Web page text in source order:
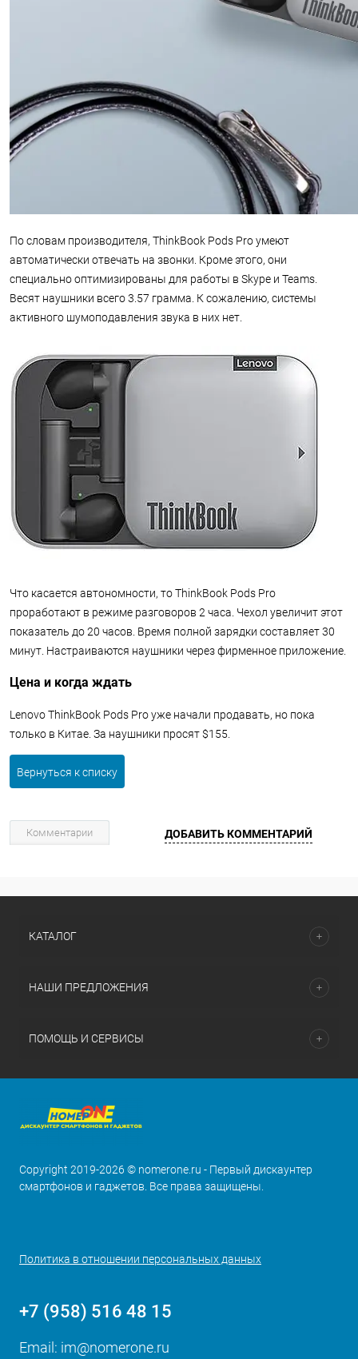
По словам производителя, ThinkBook Pods Pro умеют
автоматически отвечать на звонки. Кроме этого, они
специально оптимизированы для работы в Skype и Teams.
Весят наушники всего 3.57 грамма. К сожалению, системы
активного шумоподавления звука в них нет.
Что касается автономности, то ThinkBook Pods Pro
проработают в режиме разговоров 2 часа. Чехол увеличит этот
показатель до 20 часов. Время полной зарядки составляет 30
минут. Настраиваются наушники через фирменное приложение.
Цена и когда ждать
Lenovo ThinkBook Pods Pro уже начали продавать, но пока
только в Китае. За наушники просят $155.
Вернуться к списку
Комментарии ДОБАВИТЬ КОММЕНТАРИЙ
КАТАЛОГ
НАШИ ПРЕДЛОЖЕНИЯ
ПОМОЩЬ И СЕРВИСЫ
Copyright 2019-2026 © nomerone.ru - Первый дискаунтер
смартфонов и гаджетов. Все права защищены.
Политика в отношении персональных данных
+7 (958) 516 48 15
Email: im@nomerone.ru